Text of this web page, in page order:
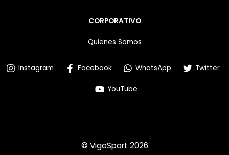
CORPORATIVO
Quienes Somos
Instagram Facebook WhatsApp Twitter
YouTube
© VigoSport 2026